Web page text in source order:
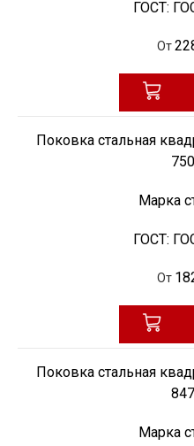
ГОСТ:
От
Поковка стальная
Марка
ГОСТ:
От
Поковка стальная
Марка